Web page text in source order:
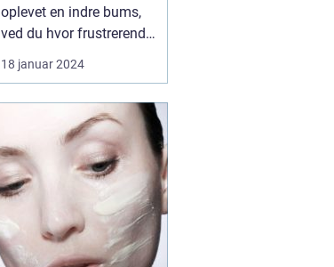
oplevet en indre bums,
ved du hvor frustrerende
og smertefuldt det kan
være. Disse indre
subkutane bumser, kan
være svære at fjerne og
kan efterlade ar og
mærker på huden. I
denne artikel vil vi
uddybe al...
18 januar 2024